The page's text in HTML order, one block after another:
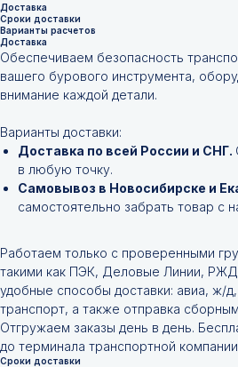
Доставка
Сроки доставки
Варианты расчетов
Доставка
Обеспечиваем безопасность
вашего бурового инструмента,
внимание каждой детали.
Варианты доставки:
Доставка по всей России и СНГ.
в любую точку.
Самовывоз в Новосибирске и
самостоятельно забрать товар с
Работаем только с проверенными
такими как ПЭК, Деловые Линии,
удобные способы доставки: авиа, ж/
транспорт, а также отправка
Отгружаем заказы день в день.
до терминала транспортной
Сроки доставки